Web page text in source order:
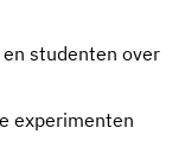
studenten over
experimenten